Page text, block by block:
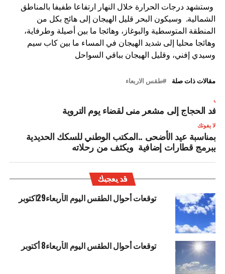
وستشهد درجات الحرارة خلال النهار ارتفاعا طفيفا بالمناطق
الشمالية. وسيكون البحر قليل الهيجان إلى هائج بكل من
المنطقة المتوسطية والبوغاز، وهائجا ما بين أصيلة وطرفاية،
وهائجا محليا إلى شديد الهيجان في المساء ما بين كاب سيم
وسيدي إفني، وقليل الهيجان بباقي السواحل
مقالات ذات صلة طقس الاربعاء
الحجاج إلى مشعر منى لقضاء يوم التروية
لا يفوتك
بمناسبة عيد الأضحى ..المكتب الوطني للسكك الحديدية
يبرمج قطارات إضافية ويكثف من رحلاته
قد يعجبك
توقعات أحوال الطقس اليوم الأربعاء29اكتوبر
توقعات أحوال الطقس اليوم الأربعاء8 أكتوبر